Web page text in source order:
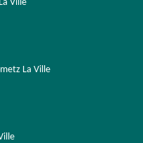
Ville
La Ville